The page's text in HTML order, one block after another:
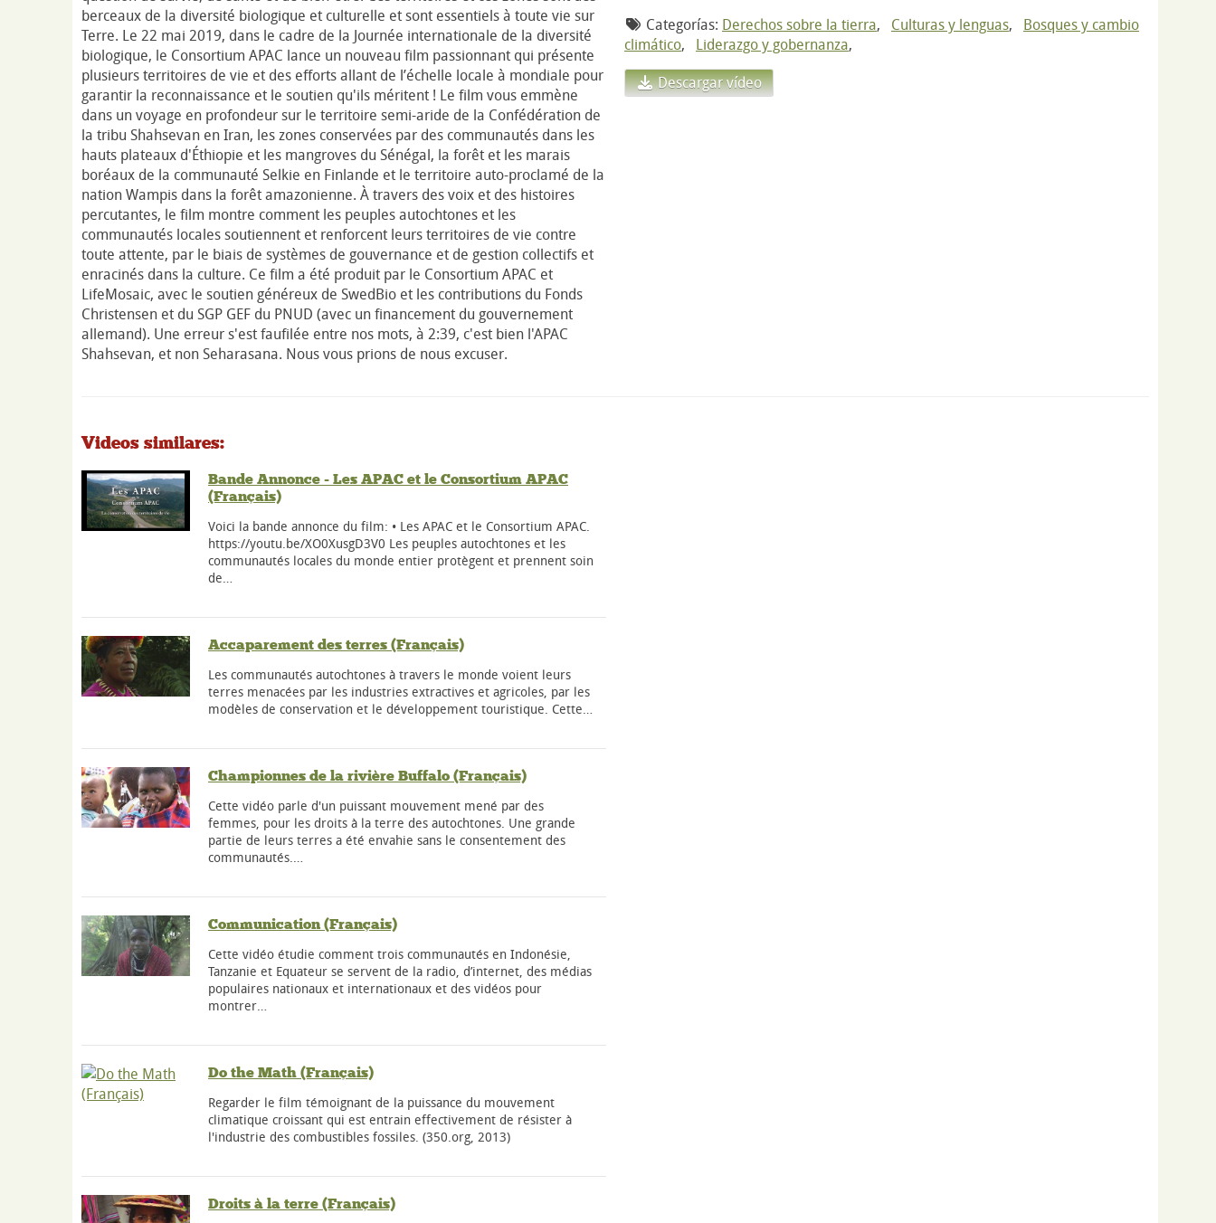
berceaux de la diversité biologique et culturelle et sont essentiels à toute vie sur
Terre. Le 22 mai 2019, dans le cadre de la Journée internationale de la diversité
biologique, le Consortium APAC lance un nouveau film passionnant qui présente
plusieurs territoires de vie et des efforts allant de l’échelle locale à mondiale pour
garantir la reconnaissance et le soutien qu'ils méritent ! Le film vous emmène
dans un voyage en profondeur sur le territoire semi-aride de la Confédération de
la tribu Shahsevan en Iran, les zones conservées par des communautés dans les
hauts plateaux d'Éthiopie et les mangroves du Sénégal, la forêt et les marais
boréaux de la communauté Selkie en Finlande et le territoire auto-proclamé de la
nation Wampis dans la forêt amazonienne. À travers des voix et des histoires
percutantes, le film montre comment les peuples autochtones et les
communautés locales soutiennent et renforcent leurs territoires de vie contre
toute attente, par le biais de systèmes de gouvernance et de gestion collectifs et
enracinés dans la culture. Ce film a été produit par le Consortium APAC et
LifeMosaic, avec le soutien généreux de SwedBio et les contributions du Fonds
Christensen et du SGP GEF du PNUD (avec un financement du gouvernement
allemand). Une erreur s'est faufilée entre nos mots, à 2:39, c'est bien l'APAC
Shahsevan, et non Seharasana. Nous vous prions de nous excuser.
Categorías: Derechos sobre la tierra, Culturas y lenguas, Bosques y cambio
climático, Liderazgo y gobernanza,
Descargar vídeo
Videos similares:
Bande Annonce - Les APAC et le Consortium APAC
(Français)
Voici la bande annonce du film: • Les APAC et le Consortium APAC.
https://youtu.be/XO0XusgD3V0 Les peuples autochtones et les
communautés locales du monde entier protègent et prennent soin
de…
Accaparement des terres (Français)
Les communautés autochtones à travers le monde voient leurs
terres menacées par les industries extractives et agricoles, par les
modèles de conservation et le développement touristique. Cette…
Championnes de la rivière Buffalo (Français)
Cette vidéo parle d'un puissant mouvement mené par des
femmes, pour les droits à la terre des autochtones. Une grande
partie de leurs terres a été envahie sans le consentement des
communautés.…
Communication (Français)
Cette vidéo étudie comment trois communautés en Indonésie,
Tanzanie et Equateur se servent de la radio, d’internet, des médias
populaires nationaux et internationaux et des vidéos pour
montrer…
Do the Math (Français)
Regarder le film témoignant de la puissance du mouvement
climatique croissant qui est entrain effectivement de résister à
l'industrie des combustibles fossiles. (350.org, 2013)
Droits à la terre (Français)